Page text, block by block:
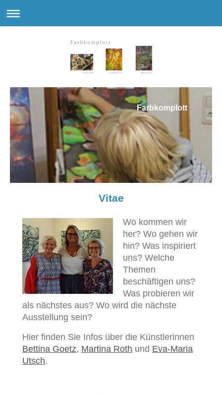
Farbkomplott
Vitae
Wo kommen wir
her? Wo gehen wir
hin? Was inspiriert
uns? Welche
Themen
beschäftigen uns?
Was probieren wir
als nächstes aus? Wo wird die nächste
Ausstellung sein?
Hier finden Sie Infos über die Künstlerinnen
Bettina Goetz, Martina Roth und Eva-Maria
Utsch.